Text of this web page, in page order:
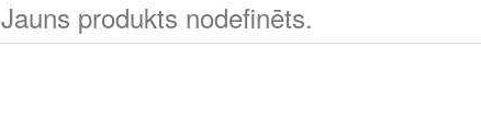
Jauns produkts nodefinēts.